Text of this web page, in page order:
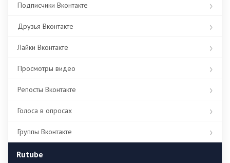
Подписчики Вконтакте
Друзья Вконтакте
Лайки Вконтакте
Просмотры видео
Репосты Вконтакте
Голоса в опросах
Группы Вконтакте
Rutube